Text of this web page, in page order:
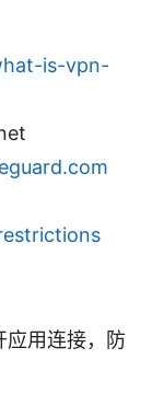
is-vpn-
用连接，防